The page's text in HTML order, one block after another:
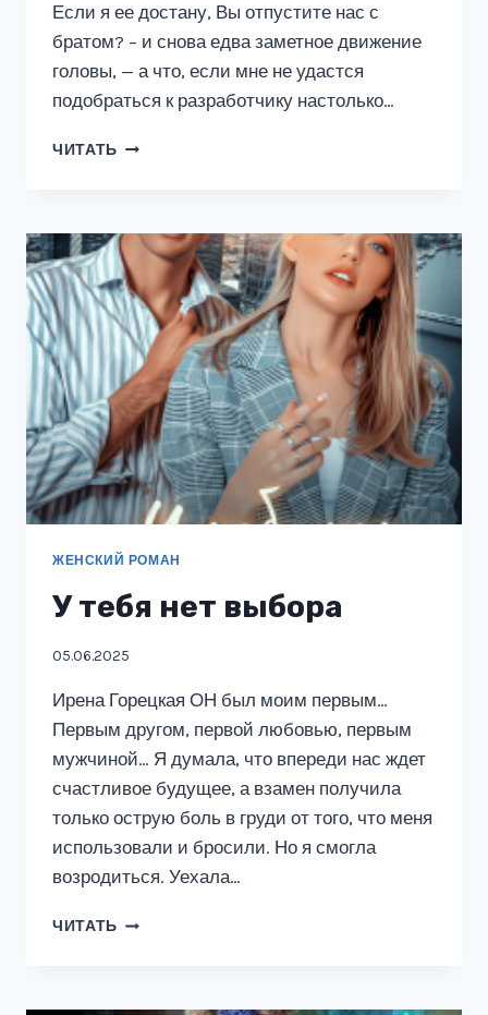
Если я ее достану, Вы отпустите нас с
братом? – и снова едва заметное движение
головы, — а что, если мне не удастся
подобраться к разработчику настолько…
ЧИТАТЬ ТЫ
ЖЕНСКИЙ РОМАН
У тебя нет выбора
05.06.2025
Ирена Горецкая ОН был моим первым…
Первым другом, первой любовью, первым
мужчиной… Я думала, что впереди нас ждет
счастливое будущее, а взамен получила
только острую боль в груди от того, что меня
использовали и бросили. Но я смогла
возродиться. Уехала…
ЧИТАТЬ У